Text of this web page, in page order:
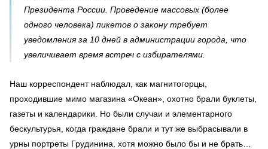
Президента России. Проведение массовых (более
одного человека) пикетов о закону требует
уведомления за 10 дней в администрации города, что
увеличивает время встреч с избирателями.
Наш корреспондент наблюдал, как магнитогорцы,
проходившие мимо магазина «Океан», охотно брали буклеты,
газеты и календарики. Но были случаи и элементарного
бескультурья, когда граждане брали и тут же выбрасывали в
урны портреты Грудинина, хотя можно было бы и не брать…